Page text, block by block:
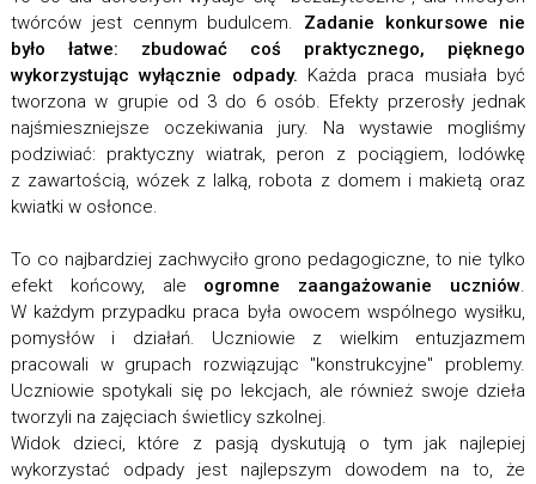
twórców jest cennym budulcem. Zadanie konkursowe nie
było łatwe: zbudować coś praktycznego, pięknego
wykorzystując wyłącznie odpady. Każda praca musiała być
tworzona w grupie od 3 do 6 osób. Efekty przerosły jednak
najśmieszniejsze oczekiwania jury. Na wystawie mogliśmy
podziwiać: praktyczny wiatrak, peron z pociągiem, lodówkę
z zawartością, wózek z lalką, robota z domem i makietą oraz
kwiatki w osłonce.
To co najbardziej zachwyciło grono pedagogiczne, to nie tylko
efekt końcowy, ale ogromne zaangażowanie uczniów.
W każdym przypadku praca była owocem wspólnego wysiłku,
pomysłów i działań. Uczniowie z wielkim entuzjazmem
pracowali w grupach rozwiązując "konstrukcyjne" problemy.
Uczniowie spotykali się po lekcjach, ale również swoje dzieła
tworzyli na zajęciach świetlicy szkolnej.
Widok dzieci, które z pasją dyskutują o tym jak najlepiej
wykorzystać odpady jest najlepszym dowodem na to, że